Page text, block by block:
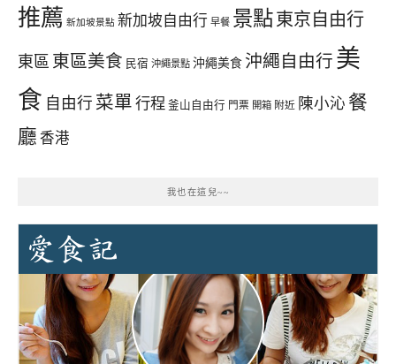
推薦 新加坡景點 新加坡自由行 早餐 景點東京自由行
東區 東區美食 民宿 沖繩景點 沖繩美食 沖繩自由行 美
食 自由行 菜單 行程 釜山自由行 門票 開箱 附近 陳小沁 餐
廳 香港
我也在這兒~~